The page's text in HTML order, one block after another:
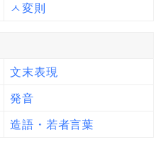
ㅅ変則
文末表現
発音
造語・若者言葉